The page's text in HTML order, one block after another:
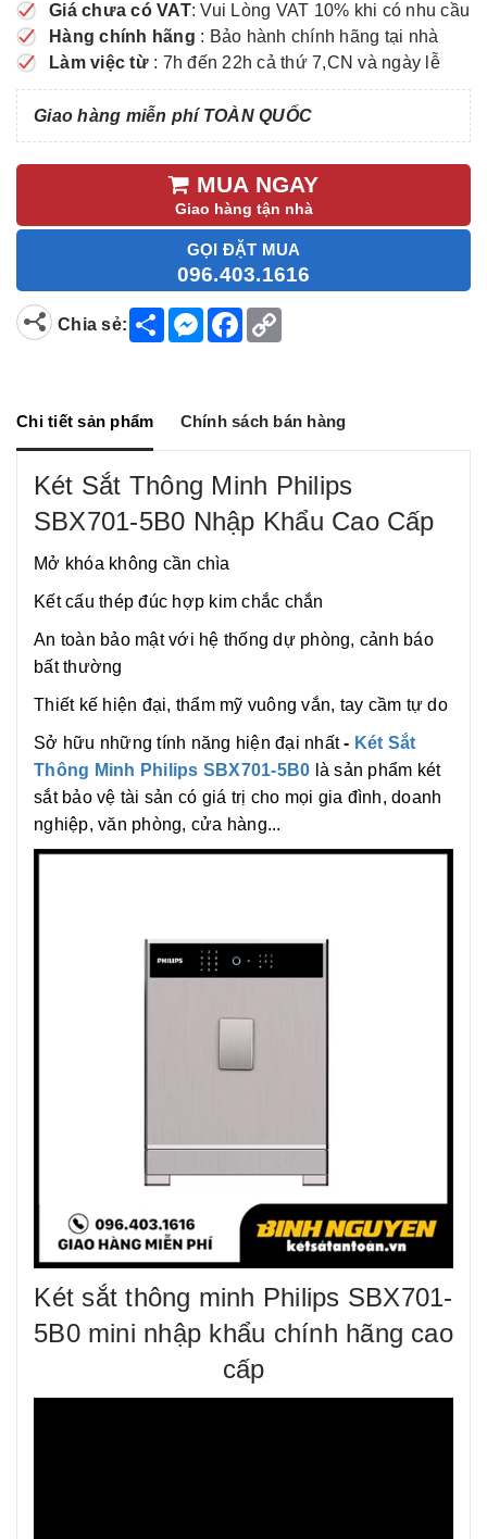
Giá chưa có VAT: Vui Lòng VAT 10% khi có nhu cầu
Hàng chính hãng : Bảo hành chính hãng tại nhà
Làm việc từ : 7h đến 22h cả thứ 7,CN và ngày lễ
Giao hàng miễn phí TOÀN QUỐC
MUA NGAY
Giao hàng tận nhà
GỌI ĐẶT MUA
096.403.1616
Chia sẻ:
S
h
M
e
g
F
a
o
n
Chi tiết sản phẩm Chính sách bán hàng
Két Sắt Thông Minh Philips
SBX701-5B0 Nhập Khẩu Cao Cấp
Mở khóa không cần chìa
Kết cấu thép đúc hợp kim chắc chắn
An toàn bảo mật với hệ thống dự phòng, cảnh báo
bất thường
Thiết kế hiện đại, thẩm mỹ vuông vắn, tay cầm tự do
Sở hữu những tính năng hiện đại nhất- Két Sắt
Thông Minh Philips SBX701-5B0 là sản phẩm két
sắt bảo vệ tài sản có giá trị cho mọi gia đình, doanh
nghiệp, văn phòng, cửa hàng...
Két sắt thông minh Philips SBX701-
5B0 mini nhập khẩu chính hãng cao
cấp